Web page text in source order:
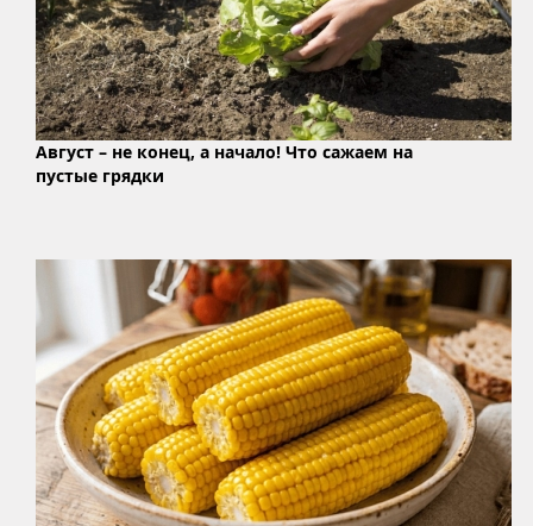
Август – не конец, а начало! Что сажаем на
пустые грядки